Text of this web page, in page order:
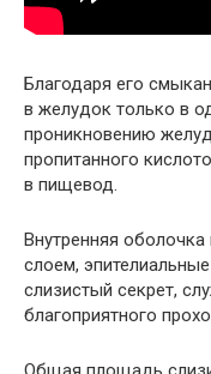
Благодаря его
в желудок только в
проникновению
пропитанного
в пищевод.
Внутренняя
слоем,
слизистый секрет,
благоприятного